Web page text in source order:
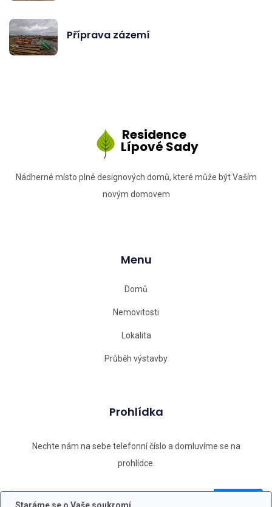
Příprava zázemí
Residence
Lípové Sady
Nádherné místo plné designových domů, které může být Vaším
novým domovem
Menu
Domů
Nemovitosti
Lokalita
Průběh výstavby
Prohlídka
Nechte nám na sebe telefonní číslo a domluvíme se na
prohlídce.